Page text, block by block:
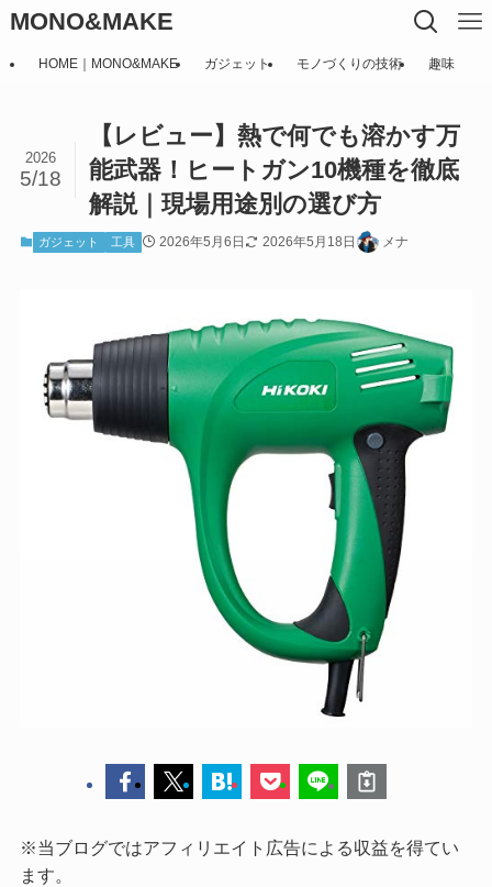
MONO&MAKE
HOME｜MONO&MAKE ガジェット モノづくりの技術 趣味
【レビュー】熱で何でも溶かす万
能武器！ヒートガン10機種を徹底
解説｜現場用途別の選び方
2026
5/18
ガジェット 工具 2026年5月6日 2026年5月18日 メナ
※当ブログではアフィリエイト広告による収益を得てい
ます。